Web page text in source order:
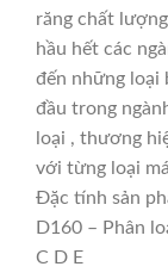
răng chất
hầu hết các
đến những loại
đầu trong
loại , thương
với từng loại
Đặc tính sản
D160 – Phân
C D E